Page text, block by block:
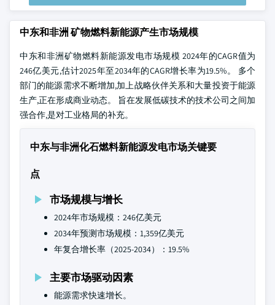
中东和非洲 矿物燃料新能源产生市场规模
中东和非洲矿物燃料新能源发电市场规模 2024年的CAGR值为
246亿美元,估计2025年至2034年的CAGR增长率为19.5%。 多个
部门的能源需求不断增加,加上战略伙伴关系和大量投资于能源
生产,正在形成商业动态。 旨在发展低碳技术的技术公司之间加
强合作,是对工业格局的补充。
中东与非洲化石燃料新能源发电市场关键要
点
市场规模与增长
2024年市场规模：246亿美元
2034年预测市场规模：1,359亿美元
年复合增长率（2025-2034）：19.5%
主要市场驱动因素
能源需求快速增长。